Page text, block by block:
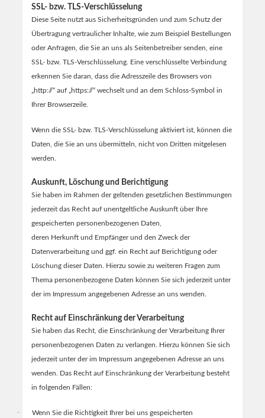
SSL- bzw. TLS-Verschlüsselung
Diese Seite nutzt aus Sicherheitsgründen und zum Schutz der
Übertragung vertraulicher Inhalte, wie zum Beispiel Bestellungen
oder Anfragen, die Sie an uns als Seitenbetreiber senden, eine
SSL- bzw. TLS-Verschlüsselung. Eine verschlüsselte Verbindung
erkennen Sie daran, dass die Adresszeile des Browsers von
„http://“ auf „https://“ wechselt und an dem Schloss-Symbol in
Ihrer Browserzeile.
Wenn die SSL- bzw. TLS-Verschlüsselung aktiviert ist, können die
Daten, die Sie an uns übermitteln, nicht von Dritten mitgelesen
werden.
Auskunft, Löschung und Berichtigung
Sie haben im Rahmen der geltenden gesetzlichen Bestimmungen
jederzeit das Recht auf unentgeltliche Auskunft über Ihre
gespeicherten personenbezogenen Daten,
deren Herkunft und Empfänger und den Zweck der
Datenverarbeitung und ggf. ein Recht auf Berichtigung oder
Löschung dieser Daten. Hierzu sowie zu weiteren Fragen zum
Thema personenbezogene Daten können Sie sich jederzeit unter
der im Impressum angegebenen Adresse an uns wenden.
Recht auf Einschränkung der Verarbeitung
Sie haben das Recht, die Einschränkung der Verarbeitung Ihrer
personenbezogenen Daten zu verlangen. Hierzu können Sie sich
jederzeit unter der im Impressum angegebenen Adresse an uns
wenden. Das Recht auf Einschränkung der Verarbeitung besteht
in folgenden Fällen:
·
Wenn Sie die Richtigkeit Ihrer bei uns gespeicherten